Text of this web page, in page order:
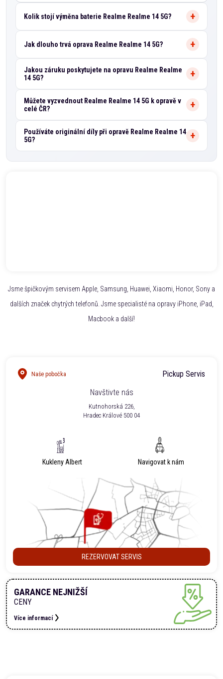
Kolik stojí výměna baterie Realme Realme 14 5G?
Jak dlouho trvá oprava Realme Realme 14 5G?
Jakou záruku poskytujete na opravu Realme Realme
14 5G?
Můžete vyzvednout Realme Realme 14 5G k opravě v
celé ČR?
Používáte originální díly při opravě Realme Realme 14
5G?
Jsme špičkovým servisem Apple, Samsung, Huawei, Xiaomi, Honor, Sony a
dalších značek chytrých telefonů. Jsme specialisté na opravy iPhone, iPad,
Macbook a další!
Naše pobočka
Pickup Servis
Navštivte nás
Kutnohorská 226,
Hradec Králové 500 04
Kukleny Albert Navigovat k nám
REZERVOVAT SERVIS
GARANCE NEJNIŽŠÍ
CENY
Více informací